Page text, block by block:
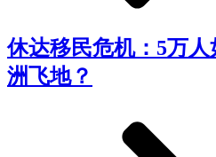
休达移民危机：5万
洲飞地？